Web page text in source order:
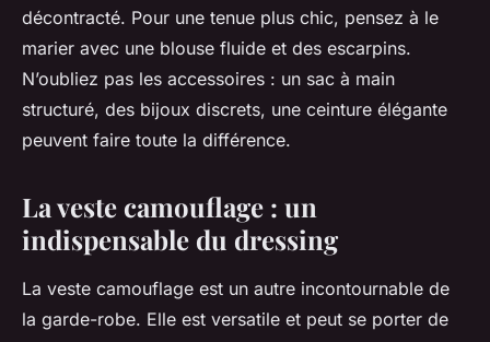
décontracté. Pour une tenue plus chic, pensez à le
marier avec une blouse fluide et des escarpins.
N’oubliez pas les accessoires : un sac à main
structuré, des bijoux discrets, une ceinture élégante
peuvent faire toute la différence.
La veste camouflage : un
indispensable du dressing
La veste camouflage est un autre incontournable de
la garde-robe. Elle est versatile et peut se porter de